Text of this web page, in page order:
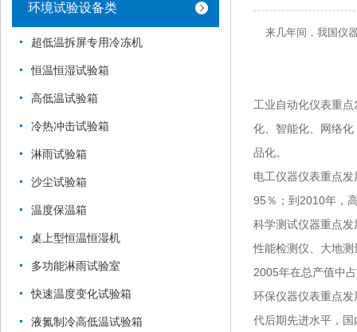
环境试验设备类
超低温拆屏专用冷冻机
恒温恒湿试验箱
高低温试验箱
冷热冲击试验箱
淋雨试验箱
沙尘试验箱
温度保温箱
桌上型恒温恒湿机
多功能淋雨试验室
快速温度变化试验箱
液氮制冷高低温试验箱
来几年间，我国仪
工业自动化仪表重
化、智能化、网络
品化。
电工仪器仪表重点
95％；到2010年，
科学测试仪器重点
性能检测仪、大地
2005年在总产值中
环保仪器仪表重点
代后期先进水平，